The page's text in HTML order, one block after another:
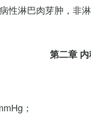
性淋巴肉芽肿，非
第二章
；